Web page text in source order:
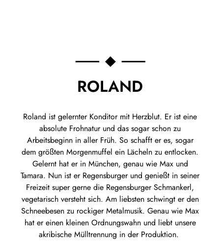
ROLAND
Roland ist gelernter Konditor mit Herzblut. Er ist eine
absolute Frohnatur und das sogar schon zu
Arbeitsbeginn in aller Früh. So schafft er es, sogar
dem größten Morgenmuffel ein Lächeln zu entlocken.
Gelernt hat er in München, genau wie Max und
Tamara. Nun ist er Regensburger und genießt in seiner
Freizeit super gerne die Regensburger Schmankerl,
vegetarisch versteht sich. Am liebsten schwingt er den
Schneebesen zu rockiger Metalmusik. Genau wie Max
hat er einen kleinen Ordnungswahn und liebt unsere
akribische Mülltrennung in der Produktion.